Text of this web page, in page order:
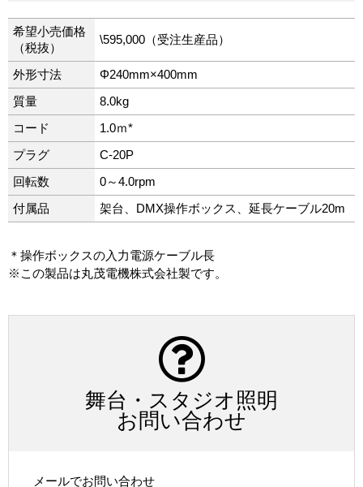
希望小売価格
（税抜）
\595,000（受注生産品）
外形寸法 Φ240mm×400mm
質量 8.0kg
コード 1.0ｍ*
プラグ C-20P
回転数 0～4.0rpm
付属品 架台、DMX操作ボックス、延長ケーブル20m
＊操作ボックスの入力電源ケーブル長
※この製品は丸茂電機株式会社製です。
舞台・スタジオ照明
お問い合わせ
メールでお問い合わせ